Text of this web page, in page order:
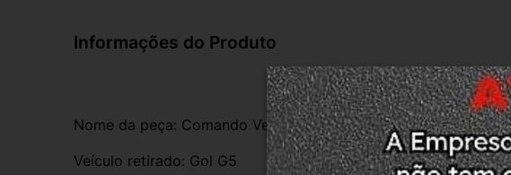
Informações do Produto
Nome da peça: Comando Ventilação Sem Ar
Veículo retirado: Gol G5